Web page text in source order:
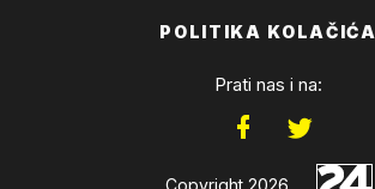
POLITIKA KOLAČIĆA
Prati nas i na:
Copyright 2026.